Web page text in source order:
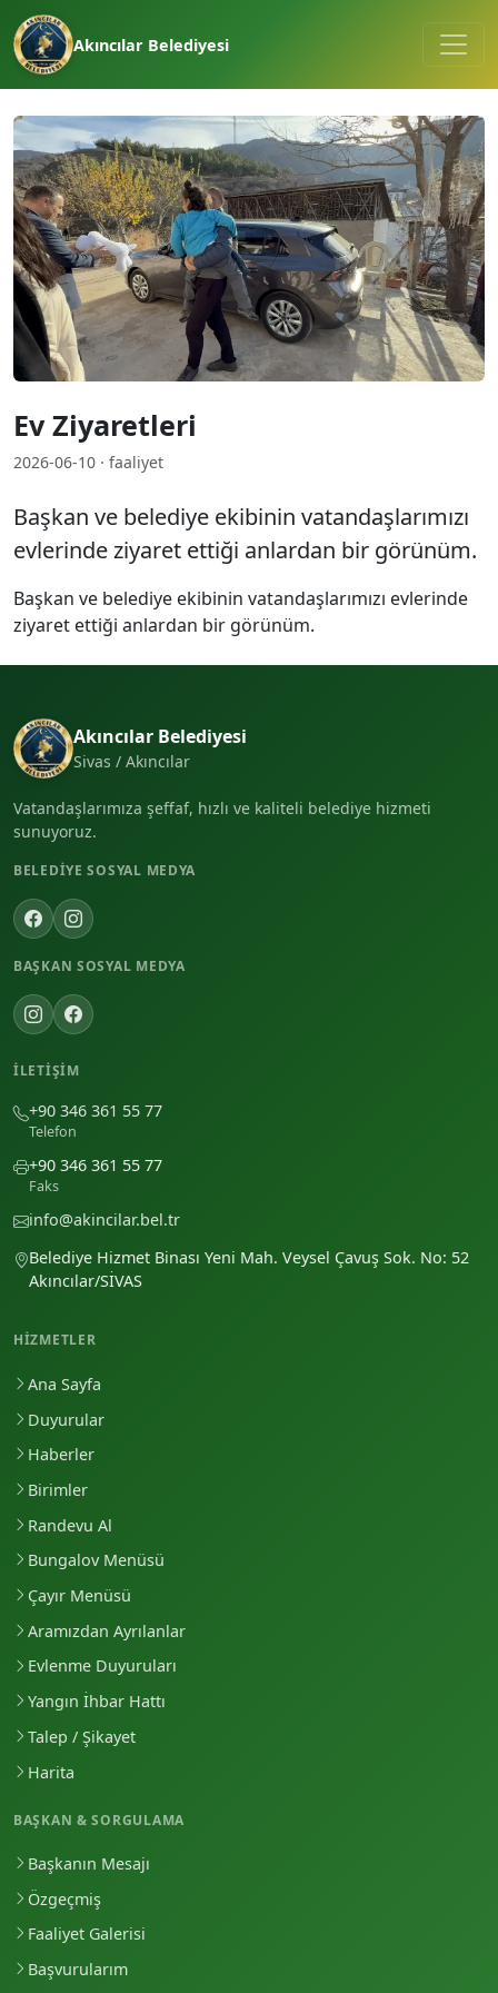
Akıncılar Belediyesi
Ev Ziyaretleri
2026-06-10 · faaliyet
Başkan ve belediye ekibinin vatandaşlarımızı
evlerinde ziyaret ettiği anlardan bir görünüm.
Başkan ve belediye ekibinin vatandaşlarımızı evlerinde
ziyaret ettiği anlardan bir görünüm.
Akıncılar Belediyesi
Sivas / Akıncılar
Vatandaşlarımıza şeffaf, hızlı ve kaliteli belediye hizmeti
sunuyoruz.
BELEDIYE SOSYAL MEDYA
BAŞKAN SOSYAL MEDYA
İLETIŞIM
+90 346 361 55 77
Telefon
+90 346 361 55 77
Faks
info@akincilar.bel.tr
Belediye Hizmet Binası Yeni Mah. Veysel Çavuş Sok. No: 52
Akıncılar/SİVAS
HIZMETLER
Ana Sayfa
Duyurular
Haberler
Birimler
Randevu Al
Bungalov Menüsü
Çayır Menüsü
Aramızdan Ayrılanlar
Evlenme Duyuruları
Yangın İhbar Hattı
Talep / Şikayet
Harita
BAŞKAN & SORGULAMA
Başkanın Mesajı
Özgeçmiş
Faaliyet Galerisi
Başvurularım